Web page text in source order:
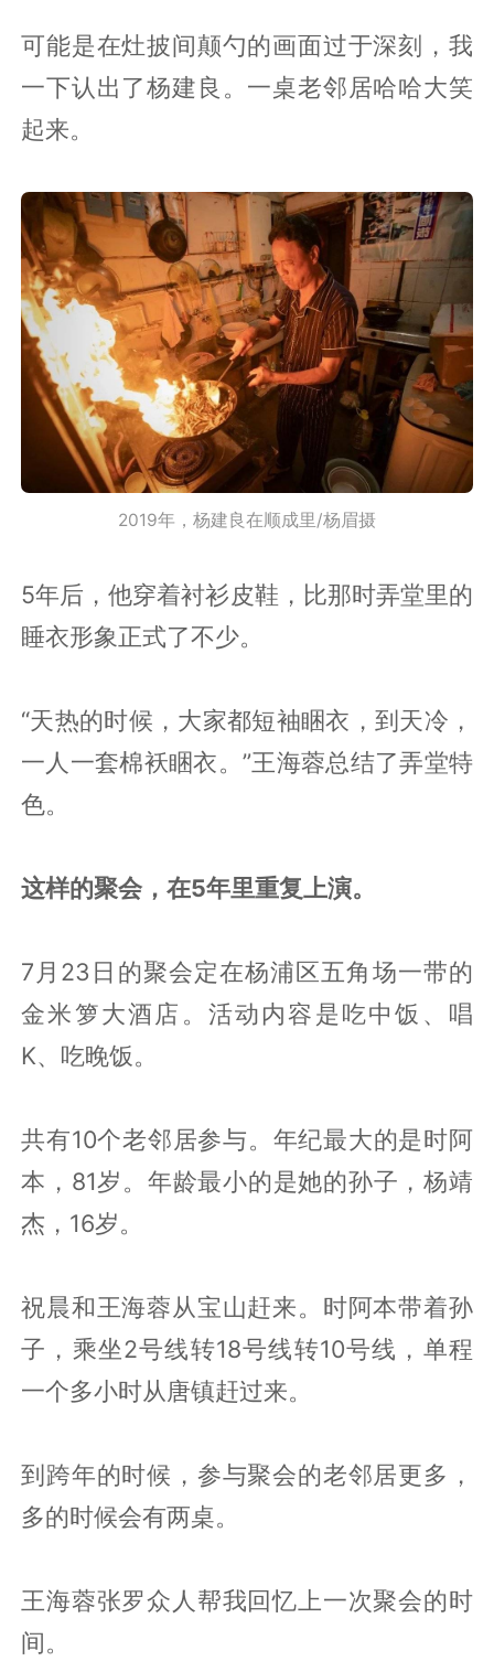
可能是在灶披间颠勺的画面过于深刻，我
一下认出了杨建良。一桌老邻居哈哈大笑
起来。
2019年，杨建良在顺成里/杨眉摄
5年后，他穿着衬衫皮鞋，比那时弄堂里的
睡衣形象正式了不少。
“天热的时候，大家都短袖睏衣，到天冷，
一人一套棉袄睏衣。”王海蓉总结了弄堂特
色。
这样的聚会，在5年里重复上演。
7月23日的聚会定在杨浦区五角场一带的
金米箩大酒店。活动内容是吃中饭、唱
K、吃晚饭。
共有10个老邻居参与。年纪最大的是时阿
本，81岁。年龄最小的是她的孙子，杨靖
杰，16岁。
祝晨和王海蓉从宝山赶来。时阿本带着孙
子，乘坐2号线转18号线转10号线，单程
一个多小时从唐镇赶过来。
到跨年的时候，参与聚会的老邻居更多，
多的时候会有两桌。
王海蓉张罗众人帮我回忆上一次聚会的时
间。